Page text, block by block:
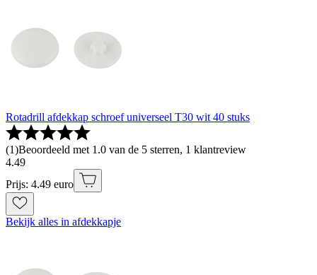
Rotadrill afdekkap schroef universeel T30 wit 40 stuks
(1)Beoordeeld met 1.0 van de 5 sterren, 1 klantreview
4.49
Prijs: 4.49 euro
Bekijk alles in afdekkapje